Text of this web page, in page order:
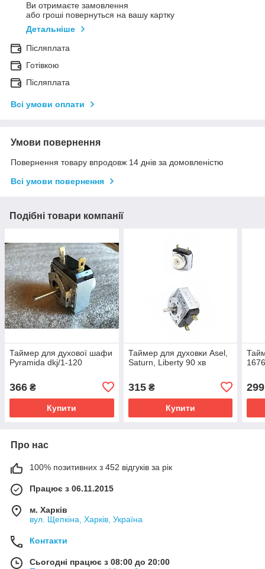
Ви отримаєте замовлення
або гроші повернуться на вашу картку
Детальніше
Післяплата
Готівкою
Післяплата
Всі умови оплати
Умови повернення
Повернення товару впродовж 14 днів за домовленістю
Всі умови повернення
Подібні товари компанії
Таймер для духової шафи
Pyramida dkj/1-120
366 ₴
Купити
Таймер для духовки Asel,
Saturn, Liberty 90 хв
315₴
Купити
299
Про нас
100% позитивних з 452 відгуків за рік
Працює з 06.11.2015
м. Харків
вул. Щепкіна, Харків, Україна
Контакти
Сьогодні працює з 08:00 до 20:00